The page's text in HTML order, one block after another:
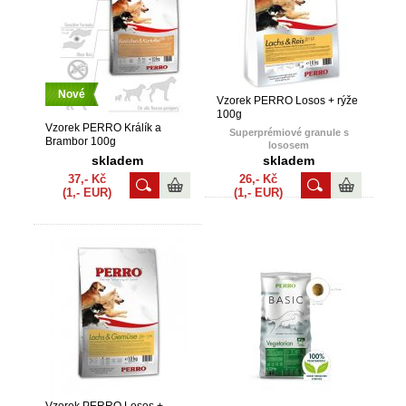
tuku
Nové
Vzorek PERRO Králík a
Brambor 100g
skladem
37,- Kč
(1,- EUR)
Vzorek PERRO Losos + rýže
100g
Superprémiové granule s
lososem
skladem
26,- Kč
(1,- EUR)